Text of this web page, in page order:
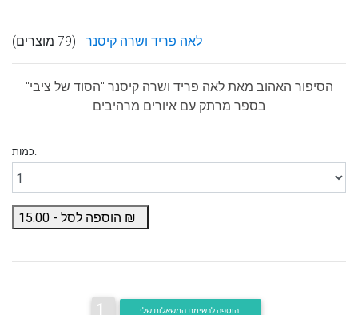
לאה פריד ושרה קיסנר (79 מוצרים)
הסיפור האהוב מאתלאה פריד ושרה קיסנר "הסוד של ציבי"
בספר מרתק עם איורים מרהיבים
כמות:
הוספה לסל - 15.00
1